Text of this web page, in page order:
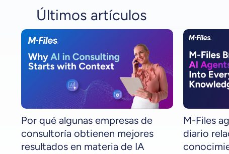
Últimos artículos
Por qué algunas empresas de
consultoría obtienen mejores
resultados en materia de IA
M-Files
diario